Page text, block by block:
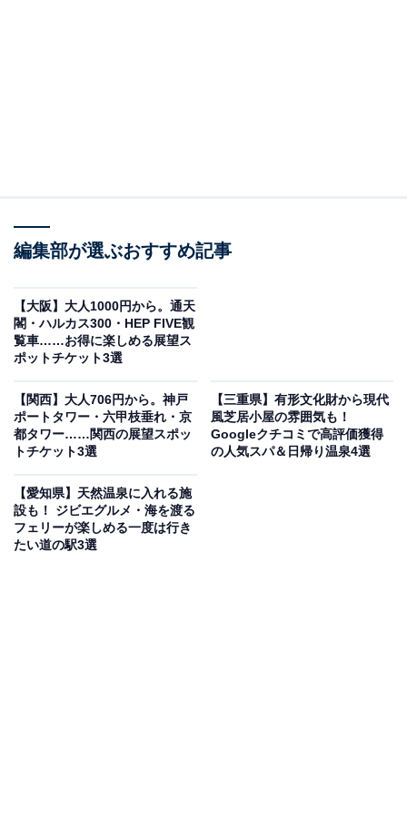
きます。難易度は高いですが、熟練の講師が丁寧にサポ
ートしてくれるので初心者も安心。成形に失敗しても講
料金
所要時間
約30〜90分
集合場所・アクセス
大阪府大阪市天王寺区堀越町10-13 堀越陶房ビル
編集部が選ぶおすすめ記事
【大阪】大人1000円から。通天
閣・ハルカス300・HEP FIVE観
覧車……お得に楽しめる展望ス
ポットチケット3選
【関西】大人706円から。神戸
ポートタワー・六甲枝垂れ・京
都タワー……関西の展望スポッ
トチケット3選
【三重県】有形文化財から現代
風芝居小屋の雰囲気も！
Googleクチコミで高評価獲得
の人気スパ＆日帰り温泉4選
【愛知県】天然温泉に入れる施
設も！ ジビエグルメ・海を渡る
フェリーが楽しめる一度は行き
たい道の駅3選